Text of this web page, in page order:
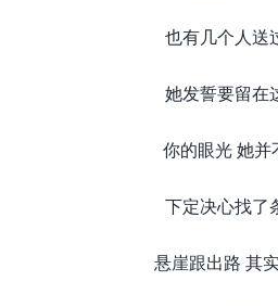
也有几个人送
她发誓要留在
你的眼光 她并
下定决心找了
悬崖跟出路 其